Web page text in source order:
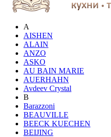
A
AISHEN
ALAIN
ANZO
ASKO
AU BAIN MARIE
AUERHAHN
Avdeev Crystal
B
Barazzoni
BEAUVILLE
BEECK KUECHEN
BEIJING